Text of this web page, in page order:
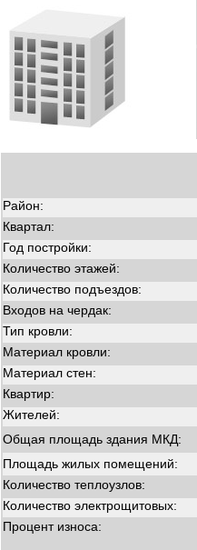
Район:
Квартал:
Год постройки:
Количество этажей:
Количество подъездов:
Входов на чердак:
Тип кровли:
Материал кровли:
Материал стен:
Квартир:
Жителей:
Общая площадь здания МКД:
Площадь жилых помещений:
Количество теплоузлов:
Количество электрощитовых:
Процент износа: